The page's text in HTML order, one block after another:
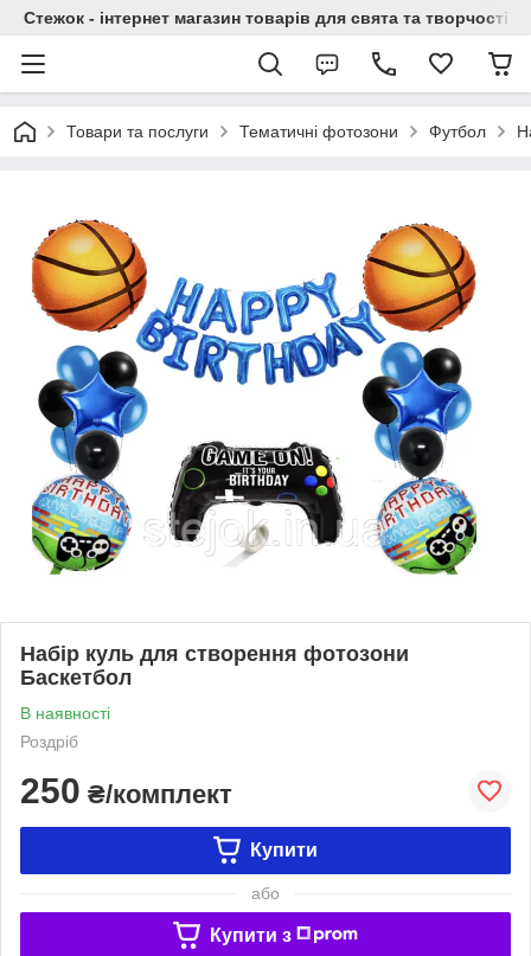
Стежок - інтернет магазин товарів для свята та творчості
Товари та послуги Тематичні фотозони Футбол
Набір куль для створення фотозони
Баскетбол
В наявності
Роздріб
250 ₴/комплект
Купити
або
Купити з